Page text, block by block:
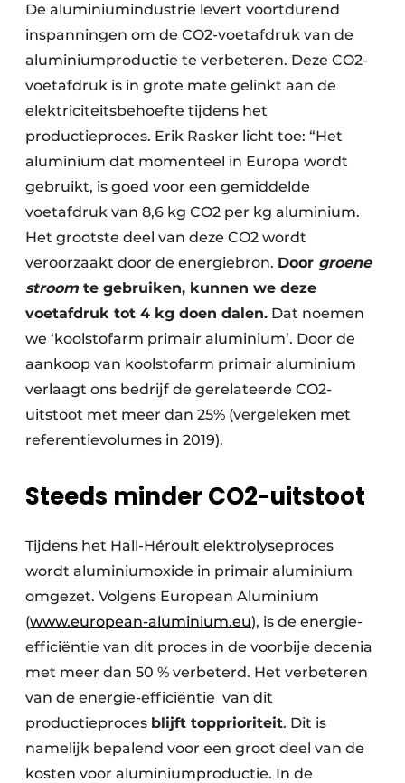
Zonwering
De aluminiumindustrie levert voortdurend
inspanningen om de CO2-voetafdruk van de
aluminiumproductie te verbeteren. Deze CO2-
voetafdruk is in grote mate gelinkt aan de
elektriciteitsbehoefte tijdens het
productieproces. Erik Rasker licht toe: “Het
aluminium dat momenteel in Europa wordt
gebruikt, is goed voor een gemiddelde
voetafdruk van 8,6 kg CO2 per kg aluminium.
Het grootste deel van deze CO2 wordt
veroorzaakt door de energiebron. Door groene
stroom te gebruiken, kunnen we deze
voetafdruk tot 4 kg doen dalen. Dat noemen
we ‘koolstofarm primair aluminium’. Door de
aankoop van koolstofarm primair aluminium
verlaagt ons bedrijf de gerelateerde CO2-
uitstoot met meer dan 25% (vergeleken met
referentievolumes in 2019).
Steeds minder CO2-uitstoot
Tijdens het Hall-Héroult elektrolyseproces
wordt aluminiumoxide in primair aluminium
omgezet. Volgens European Aluminium
(www.european-aluminium.eu), is de energie-
efficiëntie van dit proces in de voorbije decenia
met meer dan 50 % verbeterd. Het verbeteren
van de energie-efficiëntie van dit
productieproces blijft topprioriteit. Dit is
namelijk bepalend voor een groot deel van de
kosten voor aluminiumproductie. In de